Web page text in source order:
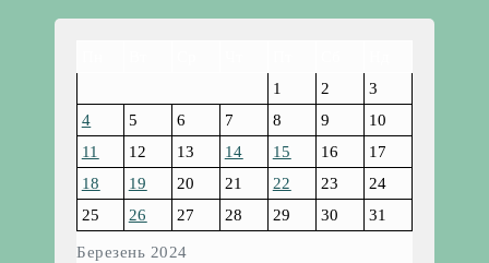
Березень 2024
1
2
3
4
5 6 7 8 9
10
11
12 13 14 15 16
17
18
19 20 21 22 23
24
25
26 27 28 29 30 31